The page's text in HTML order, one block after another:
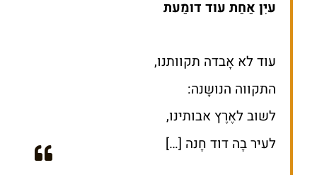
עיִן אַחַת עוד דומַעת
עוד לא אָבדה תקוותנו,
התקווה הנושָנה:
לשוב לאֶרֶץ אבותינו,
לעיר בָה דוד חָנה […]